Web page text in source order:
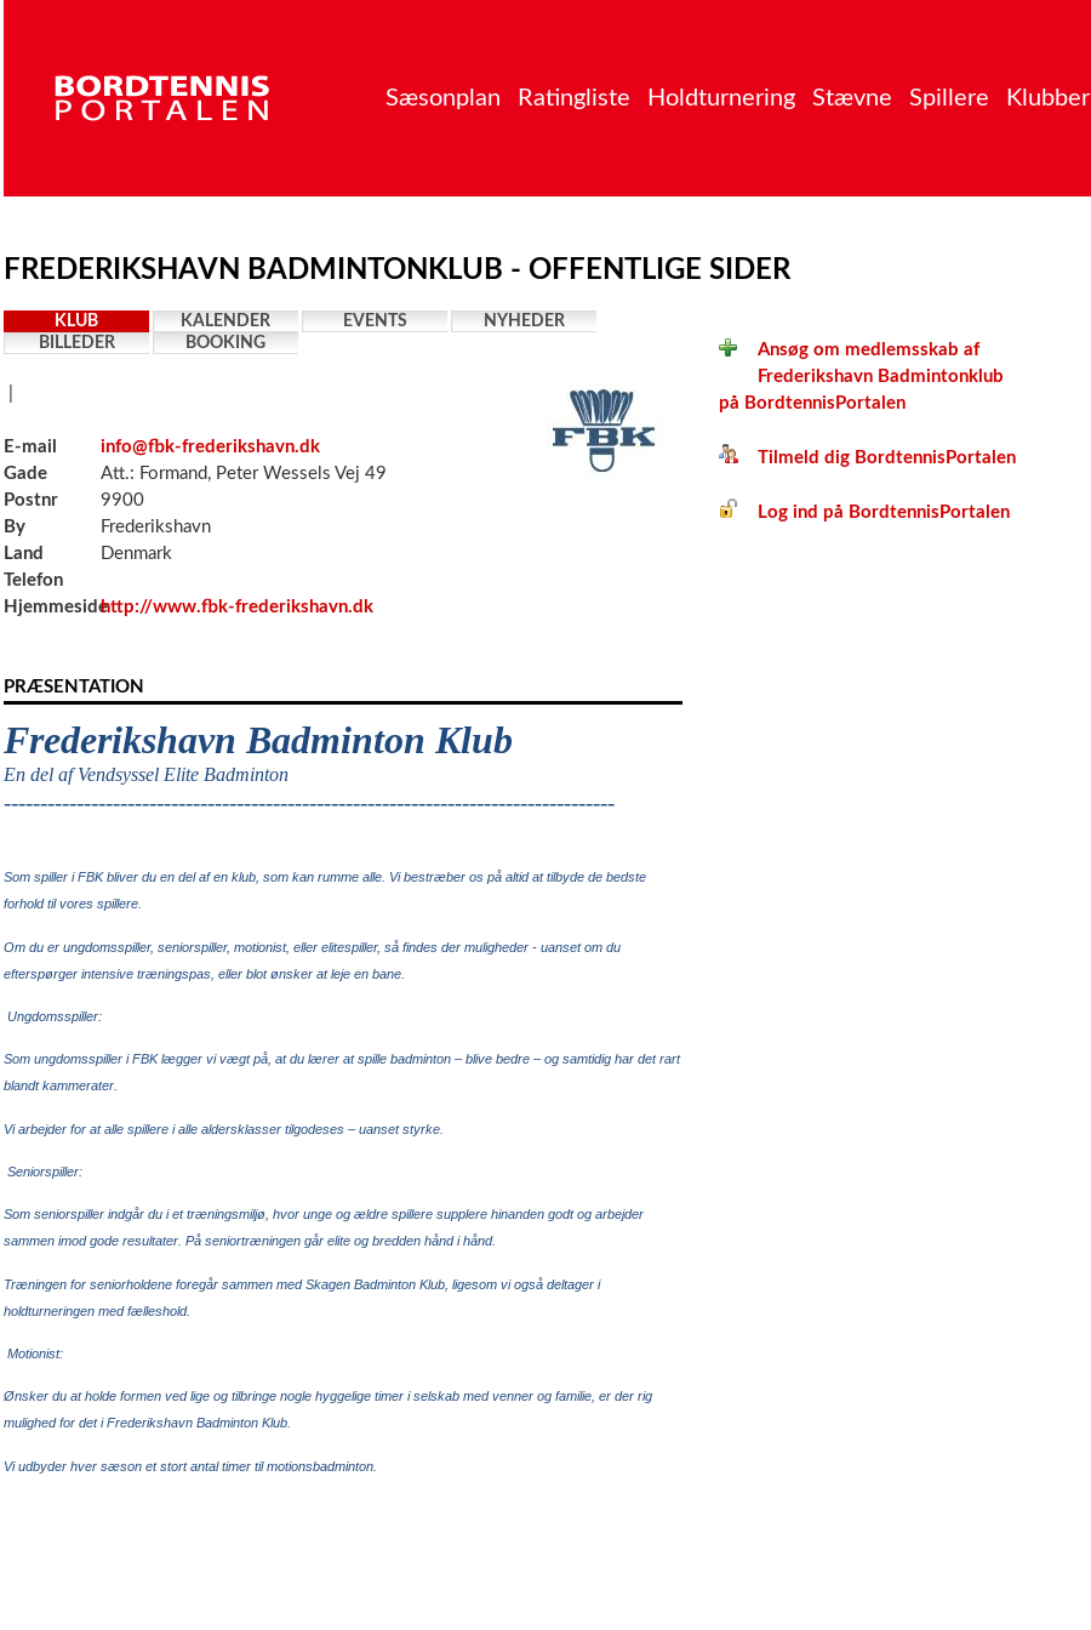
Sæsonplan Ratingliste Holdturnering Stævne Spillere Klubber
FREDERIKSHAVN BADMINTONKLUB - OFFENTLIGE SIDER
KLUB KALENDER EVENTS
NYHEDER
BILLEDER
BOOKING
E-mail
info@fbk-frederikshavn.dk
Gade
Att.: Formand, Peter Wessels Vej 49
Postnr
9900
By
Frederikshavn
Land
Denmark
Telefon
Hjemmesidehttp://www.fbk-frederikshavn.dk
PRÆSENTATION
Frederikshavn Badminton Klub
En del af Vendsyssel Elite Badminton
------------------------------------------------------------------------------------
Som spiller i FBK bliver du en del af en klub, som kan rumme alle. Vi bestræber os på altid at tilbyde de bedste
forhold til vores spillere.
Om du er ungdomsspiller, seniorspiller, motionist, eller elitespiller, så findes der muligheder - uanset om du
efterspørger intensive træningspas, eller blot ønsker at leje en bane.
Ungdomsspiller:
Som ungdomsspiller i FBK lægger vi vægt på, at du lærer at spille badminton – blive bedre – og samtidig har det rart
blandt kammerater.
Vi arbejder for at alle spillere i alle aldersklasser tilgodeses – uanset styrke.
Seniorspiller:
Som seniorspiller indgår du i et træningsmiljø, hvor unge og ældre spillere supplere hinanden godt og arbejder
sammen imod gode resultater. På seniortræningen går elite og bredden hånd i hånd.
Træningen for seniorholdene foregår sammen med Skagen Badminton Klub, ligesom vi også deltager i
holdturneringen med fælleshold.
Motionist:
Ønsker du at holde formen ved lige og tilbringe nogle hyggelige timer i selskab med venner og familie, er der rig
mulighed for det i Frederikshavn Badminton Klub.
Vi udbyder hver sæson et stort antal timer til motionsbadminton.
Ansøg om medlemsskab af
Frederikshavn Badmintonklub
på BordtennisPortalen
Tilmeld dig BordtennisPortalen
Log ind på BordtennisPortalen